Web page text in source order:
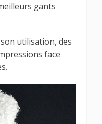
gants
utilisation, des
face